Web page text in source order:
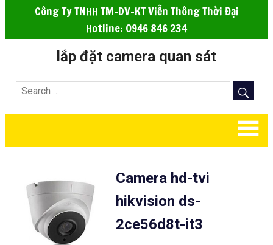
Công Ty TNHH TM-DV-KT Viễn Thông Thời Đại
Hotline: 0946 846 234
lắp đặt camera quan sát
Camera hd-tvi
hikvision ds-
2ce56d8t-it3